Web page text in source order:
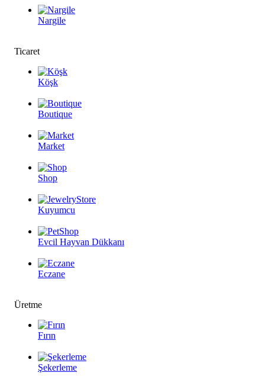
Nargile
Ticaret
Köşk
Boutique
Market
Shop
Kuyumcu
Evcil Hayvan Dükkanı
Eczane
Üretme
Fırın
Şekerleme